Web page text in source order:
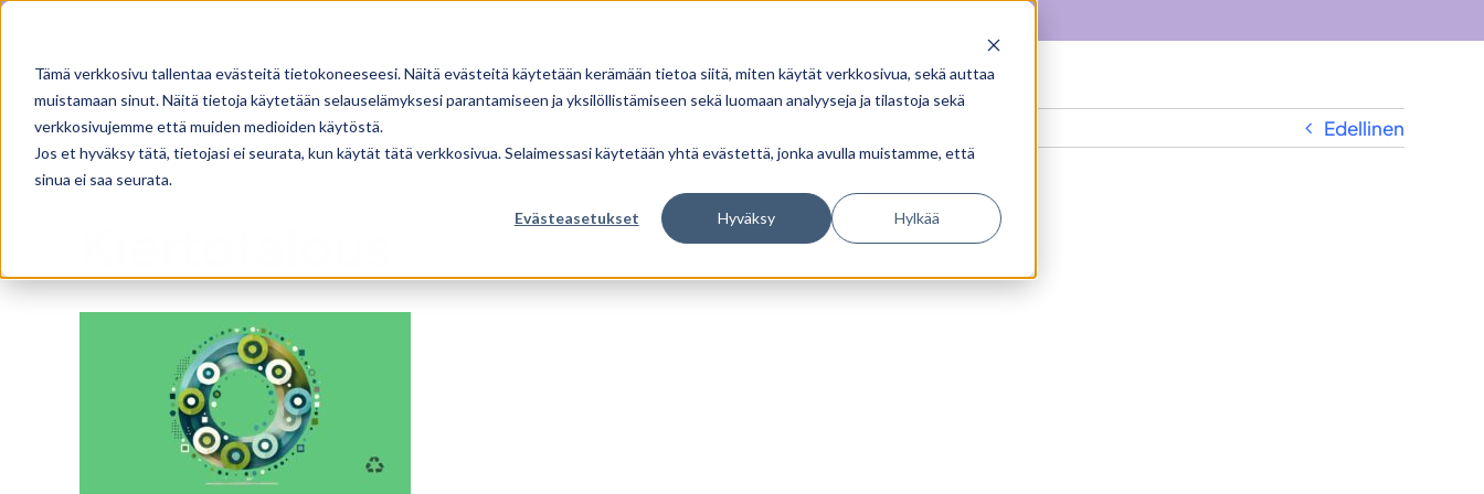
Tämä verkkosivu tallentaa evästeitä tietokoneeseesi. Näitä evästeitä käytetään kerämään tietoa siitä, miten käytät verkkosivua, sekä auttaa
muistamaan sinut. Näitä tietoja käytetään selauselämyksesi parantamiseen ja yksilöllistämiseen sekä luomaan analyyseja ja tilastoja sekä
verkkosivujemme että muiden medioiden käytöstä.
Jos et hyväksy tätä, tietojasi ei seurata, kun käytät tätä verkkosivua. Selaimessasi käytetään yhtä evästettä, jonka avulla muistamme, että
sinua ei saa seurata.
Evästeasetukset Hyväksy Hylkää
Skip
content
Edellinen